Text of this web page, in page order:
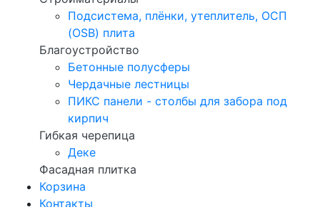
Подсистема, плёнки, утеплитель, ОСП
(OSB) плита
Благоустройство
Бетонные полусферы
Чердачные лестницы
ПИКС панели - столбы для забора под
кирпич
Гибкая черепица
Деке
Фасадная плитка
Корзина
Контакты